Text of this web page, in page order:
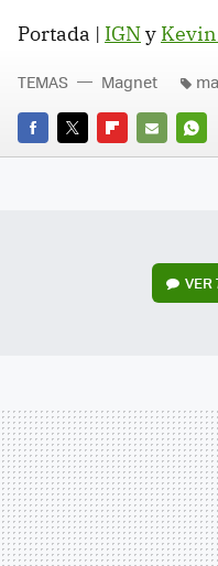
Portada | IGNy
FACEBOOK
TWITTERFLIPBOARD
E-
TEMAS Magnet
VER